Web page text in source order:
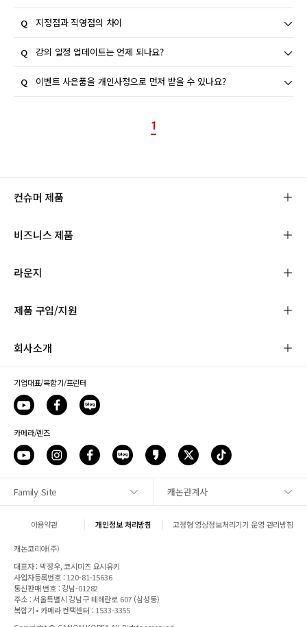
불가합니다.
강의를 취소하시면 쿠폰이 재발급되지 않습니다. 따라서 쿠폰을
사용하시는 경우에는 신중히 사용하여 주시기 바랍니다.
지정점과 직영점의 차이
캐논코리아 주식회사 직영점의 경우 본사에서 직접 운영하는 서비
스 센터이고, 지정점은 캐논코리아 주식회사의 기술적 요구 사항
을 충족시킨 개인사업자가 업무위탁을 받아 운영되는 센터입니다.
직영/지정점을 불문하고 서비스 센터의 수리비용은 모두 동일 합
강의 일정 업데이트는 언제 되나요?
강의 일정 업데이트는 업데이트 날짜 일주일 전에 공지됩니다.
이벤트 사은품을 개인사정으로 먼저 받을 수 있나요?
고객님의 개인사정으로 인한 선배송은 불가합니다.
이벤트에 따라 이벤트 종료 이후에 사은품이 배송되는 경우도 있
1
사이트맵
컨슈머 제품
비즈니스 제품
라운지
제품 구입/지원
회사소개
기업대표/복합기/프린터
카메라/렌즈
Family Site 캐논관계사
이용약관 개인정보 처리방침 고정형 영상정보처리기기 운영 관리방침
캐논코리아(주)
대표자 : 박정우, 코시미즈 요시유키
사업자등록번호 : 120-81-15636
통신판매 번호 : 강남-01282
주소 : 서울특별시 강남구 테헤란로 607 (삼성동)
복합기 • 카메라 컨택센터 : 1533-3355